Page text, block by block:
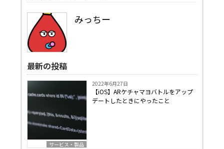
みっちー
最新の投稿
サービス・製品
2022年6月27日
【iOS】ARケチャマヨバトルをアップ
デートしたときにやったこと